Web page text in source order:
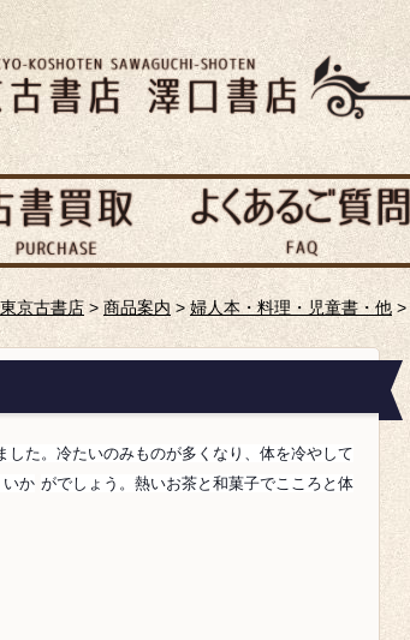
東京古書店> 商品案内>婦人本・料理・児童書・他 >
した。冷たいのみものが多くなり、体を冷やして
いか がでしょう。熱いお茶と和菓子でこころと体